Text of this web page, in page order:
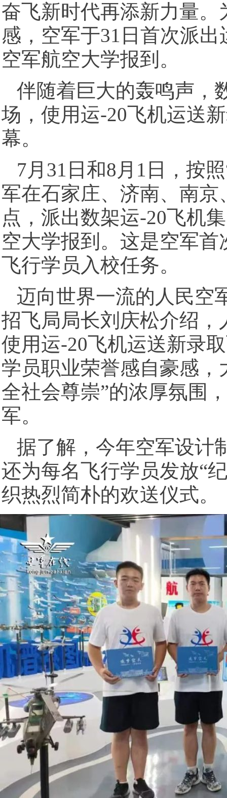
奋飞新时代再添新力量
感，空军于31日首次派
空军航空大学报到。
伴随着巨大的轰鸣声，
场，使用运-20飞机运送
幕。
7月31日和8月1日，按
军在石家庄、济南、南
点，派出数架运-20飞机
空大学报到。这是空军首
飞行学员入校任务。
迈向世界一流的人民空
招飞局局长刘庆松介绍
使用运-20飞机运送新录
学员职业荣誉感自豪感
全社会尊崇”的浓厚氛围
军。
据了解，今年空军设计
还为每名飞行学员发放“
织热烈简朴的欢送仪式。